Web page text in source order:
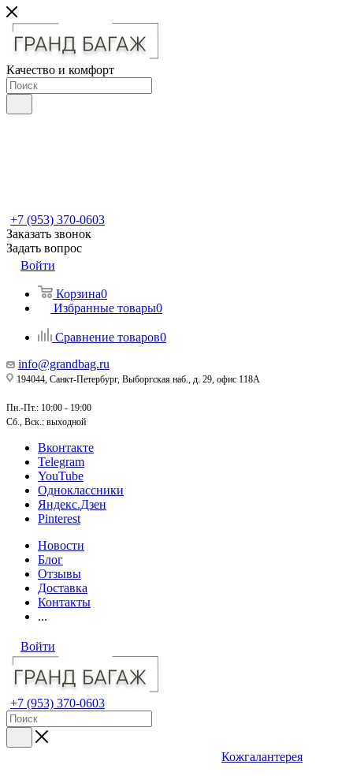
Качество и комфорт
+7 (953) 370-0603
Заказать звонок
Задать вопрос
Войти
Корзина0
Избранные товары0
Сравнение товаров0
info@grandbag.ru
194044, Санкт-Петербург, Выборгская наб., д. 29, офис 118А
Пн.-Пт.: 10:00 - 19:00
Сб., Вск.: выходной
Вконтакте
Telegram
YouTube
Одноклассники
Яндекс.Дзен
Pinterest
Новости
Блог
Отзывы
Доставка
Контакты
...
Войти
+7 (953) 370-0603
Кожгалантерея